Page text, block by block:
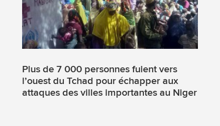
Plus de 7 000 personnes fuient vers
l’ouest du Tchad pour échapper aux
attaques des villes importantes au Niger